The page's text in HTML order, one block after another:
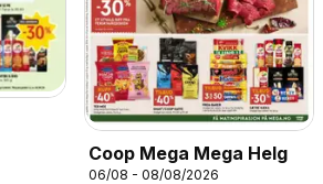
Coop Mega Mega Helg
06/08 - 08/08/2026